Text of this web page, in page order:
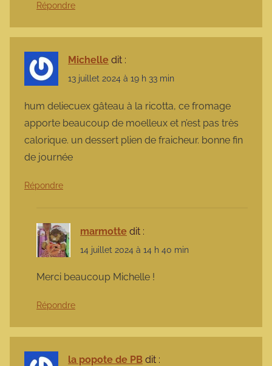
Répondre
Michelle dit :
13 juillet 2024 à 19 h 33 min
hum deliecuex gâteau à la ricotta, ce fromage
apporte beaucoup de moelleux et n’est pas très
calorique. un dessert plien de fraicheur. bonne fin
de journée
Répondre
marmotte dit :
14 juillet 2024 à 14 h 40 min
Merci beaucoup Michelle !
Répondre
la popote de PB dit :